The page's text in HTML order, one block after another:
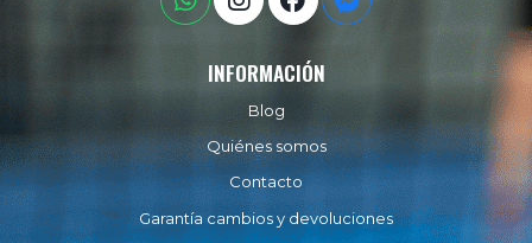
INFORMACIÓN
Blog
Quiénes somos
Contacto
Garantía cambios y devoluciones